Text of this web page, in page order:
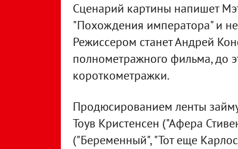
Сценарий картины напишет
"Похождения императора" и
Режиссером станет Андрей
полнометражного фильма, до
короткометражки.
Продюсированием ленты
Тоув Кристенсен ("Афера
("Беременный", "Тот еще